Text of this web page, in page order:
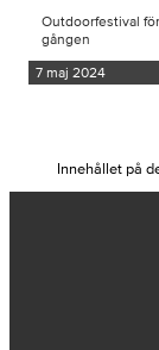
Outdoorfestival
gången
7 maj 2024
Innehållet på